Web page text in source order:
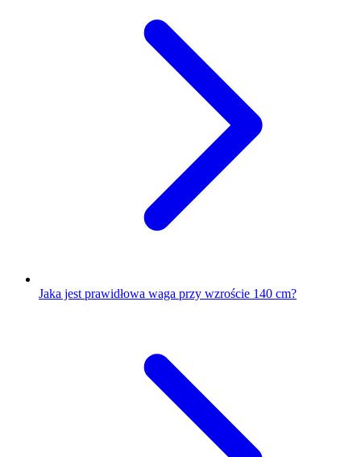
Jaka jest prawidłowa waga przy wzroście 140 cm?